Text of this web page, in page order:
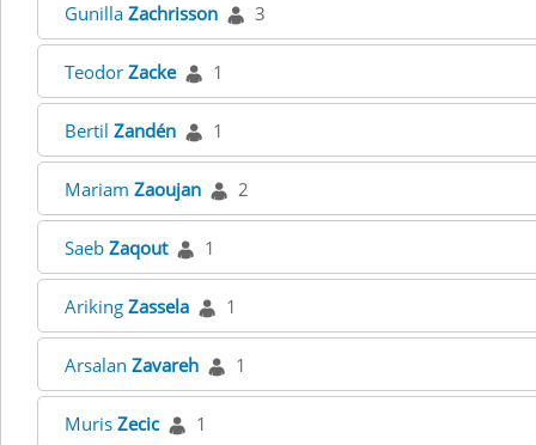
Gunilla Zachrisson 3
Teodor Zacke 1
Bertil Zandén 1
Mariam Zaoujan 2
Saeb Zaqout 1
Ariking Zassela 1
Arsalan Zavareh 1
Muris Zecic 1